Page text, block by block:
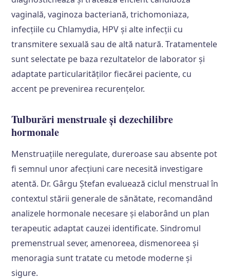
vaginală, vaginoza bacteriană, trichomoniaza,
infecțiile cu Chlamydia, HPV și alte infecții cu
transmitere sexuală sau de altă natură. Tratamentele
sunt selectate pe baza rezultatelor de laborator și
adaptate particularităților fiecărei paciente, cu
accent pe prevenirea recurențelor.
Tulburări menstruale și dezechilibre
hormonale
Menstruațiile neregulate, dureroase sau absente pot
fi semnul unor afecțiuni care necesită investigare
atentă. Dr. Gârgu Ștefan evaluează ciclul menstrual în
contextul stării generale de sănătate, recomandând
analizele hormonale necesare și elaborând un plan
terapeutic adaptat cauzei identificate. Sindromul
premenstrual sever, amenoreea, dismenoreea și
menoragia sunt tratate cu metode moderne și
sigure.